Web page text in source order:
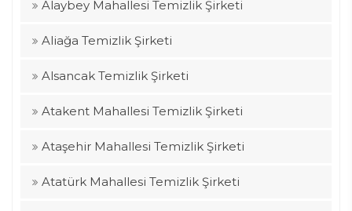
Alaybey Mahallesi Temizlik Şirketi
Aliağa Temizlik Şirketi
Alsancak Temizlik Şirketi
Atakent Mahallesi Temizlik Şirketi
Ataşehir Mahallesi Temizlik Şirketi
Atatürk Mahallesi Temizlik Şirketi